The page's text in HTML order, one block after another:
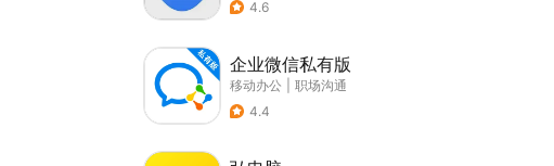
4.6
企业微信私有版
移动办公
职场沟通
4.4